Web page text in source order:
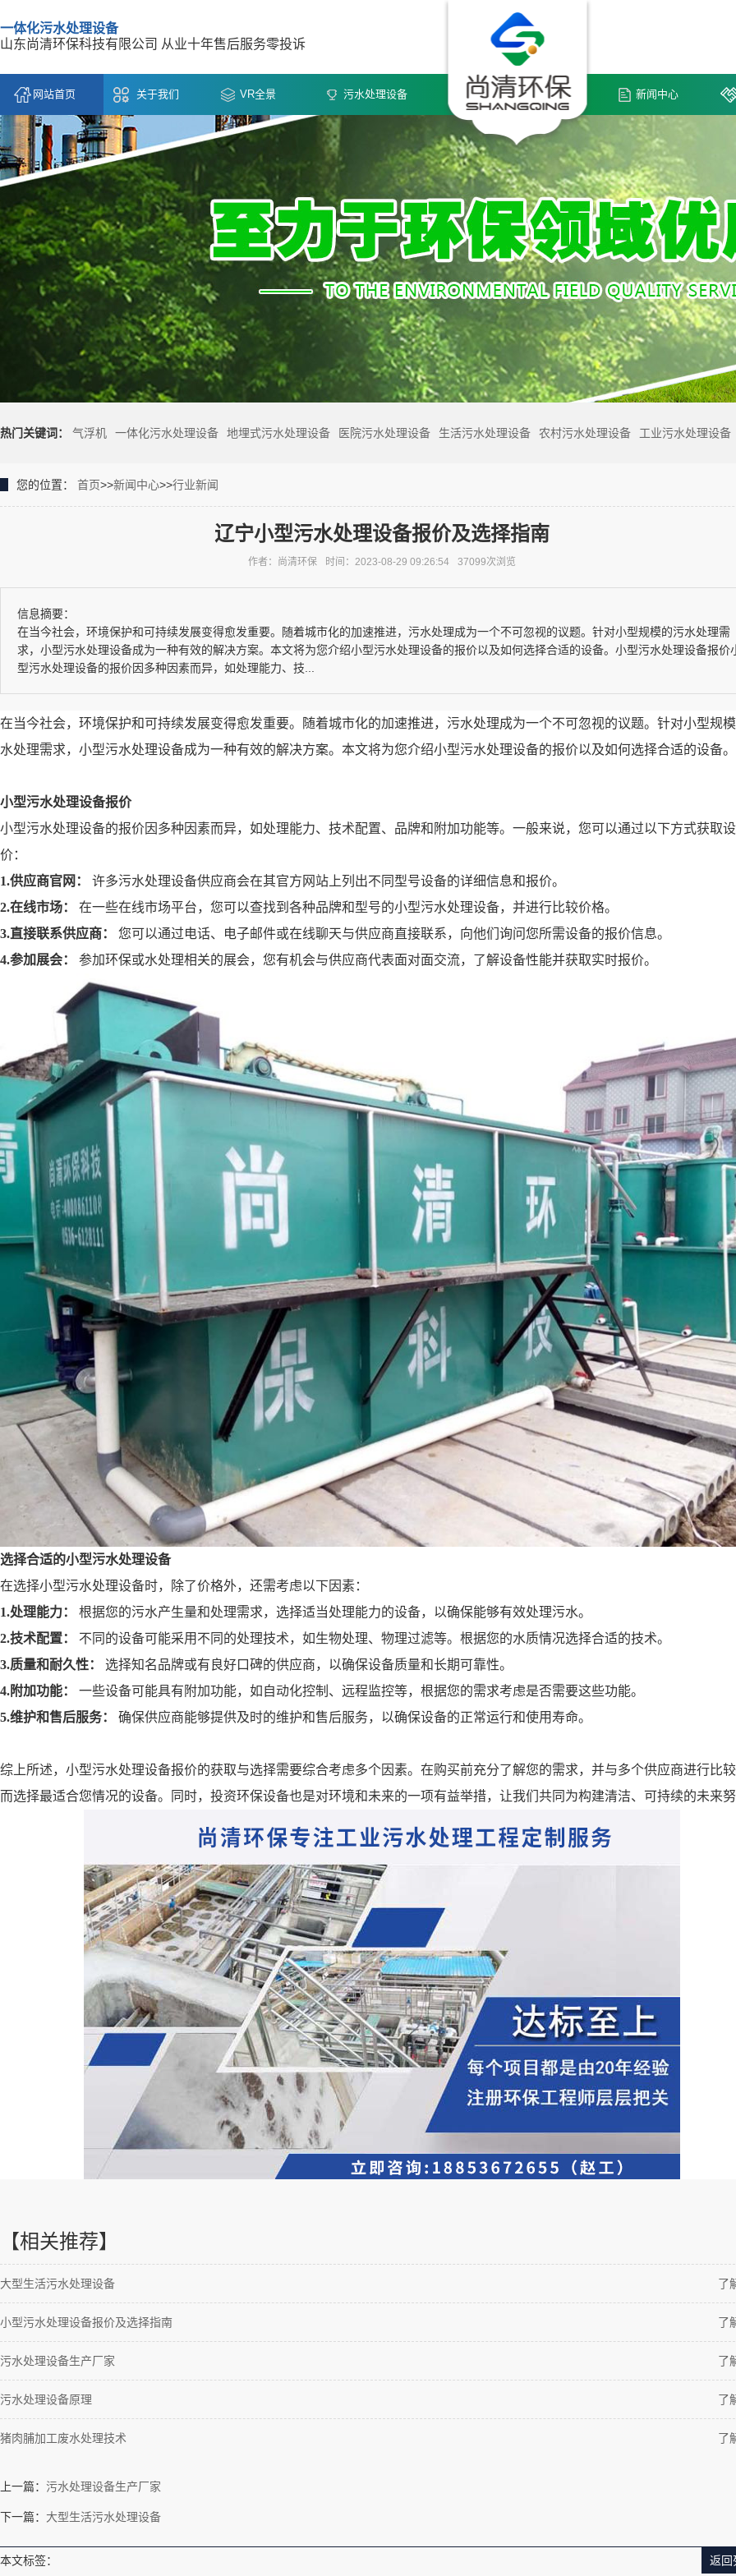
一体化污水处理设备
山东尚清环保科技有限公司 从业十年售后服务零投诉
网站首页 关于我们 VR全景 污水处理设备 新闻中心
热门关键词： 气浮机 一体化污水处理设备 地埋式污水处理设备 医院污水处理设备 生活污水处理设备 农村污水处理设备 工业污水处理设备
您的位置： 首页>>新闻中心>>行业新闻
辽宁小型污水处理设备报价及选择指南
作者：尚清环保 时间：2023-08-29 09:26:54 37099次浏览
信息摘要：
在当今社会，环境保护和可持续发展变得愈发重要。随着城市化的加速推进，污水处理成为一个不可忽视的议题。针对小型规模的污水处理需
求，小型污水处理设备成为一种有效的解决方案。本文将为您介绍小型污水处理设备的报价以及如何选择合适的设备。小型污水处理设备报价
型污水处理设备的报价因多种因素而异，如处理能力、技...
在当今社会，环境保护和可持续发展变得愈发重要。随着城市化的加速推进，污水处理成为一个不可忽视的议题。针对小型规
水处理需求，小型污水处理设备成为一种有效的解决方案。本文将为您介绍小型污水处理设备的报价以及如何选择合适的设备。
小型污水处理设备报价
小型污水处理设备的报价因多种因素而异，如处理能力、技术配置、品牌和附加功能等。一般来说，您可以通过以下方式获取
价：
1.供应商官网：
许多污水处理设备供应商会在其官方网站上列出不同型号设备的详细信息和报价。
2.在线市场：
在一些在线市场平台，您可以查找到各种品牌和型号的小型污水处理设备，并进行比较价格。
3.直接联系供应商：
您可以通过电话、电子邮件或在线聊天与供应商直接联系，向他们询问您所需设备的报价信息。
4.参加展会： 参加环保或水处理相关的展会，您有机会与供应商代表面对面交流，了解设备性能并获取实时报价。
选择合适的小型污水处理设备
在选择小型污水处理设备时，除了价格外，还需考虑以下因素：
1.处理能力：
根据您的污水产生量和处理需求，选择适当处理能力的设备，以确保能够有效处理污水。
2.技术配置：
不同的设备可能采用不同的处理技术，如生物处理、物理过滤等。根据您的水质情况选择合适的技术。
3.质量和耐久性：
选择知名品牌或有良好口碑的供应商，以确保设备质量和长期可靠性。
4.附加功能：
一些设备可能具有附加功能，如自动化控制、远程监控等，根据您的需求考虑是否需要这些功能。
5.维护和售后服务： 确保供应商能够提供及时的维护和售后服务，以确保设备的正常运行和使用寿命。
综上所述，小型污水处理设备报价的获取与选择需要综合考虑多个因素。在购买前充分了解您的需求，并与多个供应商进行比
而选择最适合您情况的设备。同时，投资环保设备也是对环境和未来的一项有益举措，让我们共同为构建清洁、可持续的未来
【相关推荐】
了
大型生活污水处理设备
了
小型污水处理设备报价及选择指南
了
污水处理设备生产厂家
了
污水处理设备原理
了
猪肉脯加工废水处理技术
上一篇： 污水处理设备生产厂家
下一篇： 大型生活污水处理设备
返回
本文标签：